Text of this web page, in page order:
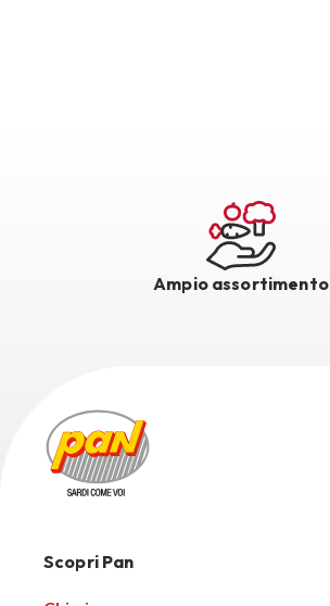
Ampio assortimento
Scopri Pan